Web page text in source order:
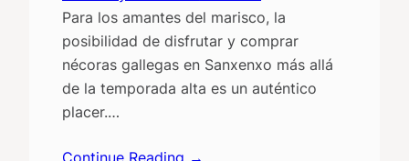
Para los amantes del marisco, la
posibilidad de disfrutar y comprar
nécoras gallegas en Sanxenxo más allá
de la temporada alta es un auténtico
placer.…
Continue Reading →